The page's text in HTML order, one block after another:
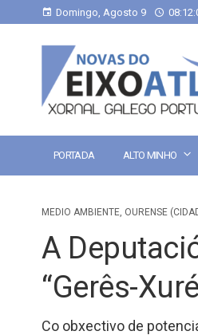
Domingo, Agosto 9
PORTADA ALTO MINHO
MEDIO AMBIENTE, OURENSE
A
“Gerês-
Co obxectivo de